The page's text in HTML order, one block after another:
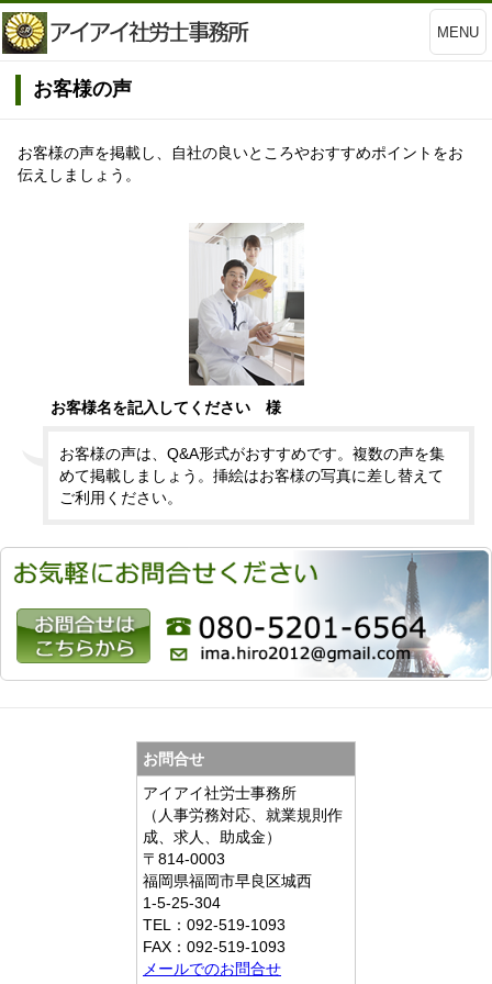
MENU
お客様の声
お客様の声を掲載し、自社の良いところやおすすめポイントをお
伝えしましょう。
お客様名を記入してください 様
お客様の声は、Q&A形式がおすすめです。複数の声を集
めて掲載しましょう。挿絵はお客様の写真に差し替えて
ご利用ください。
お問合せ
アイアイ社労士事務所
（人事労務対応、就業規則作
成、求人、助成金）
〒814-0003
福岡県福岡市早良区城西
1-5-25-304
TEL：092-519-1093
FAX：092-519-1093
メールでのお問合せ